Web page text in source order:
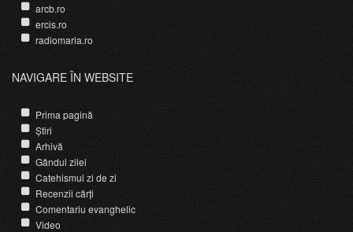
arcb.ro
ercis.ro
radiomaria.ro
NAVIGARE ÎN WEBSITE
Prima pagină
Știri
Arhivă
Gândul zilei
Catehismul zi de zi
Recenzii cărți
Comentariu evanghelic
Video